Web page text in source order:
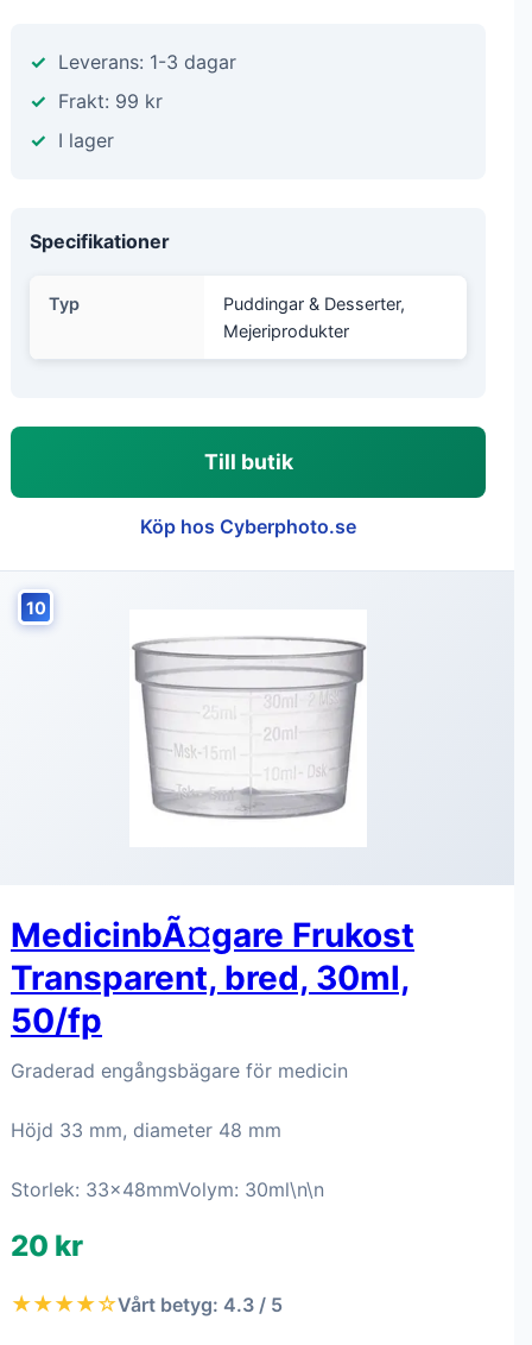
Leverans: 1-3 dagar
Frakt: 99 kr
I lager
Specifikationer
Typ
Puddingar & Desserter,
Mejeriprodukter
Till butik
Köp hos Cyberphoto.se
10
MedicinbÃ¤gare Frukost
Transparent, bred, 30ml,
50/fp
Graderad engångsbägare för medicin
Höjd 33 mm, diameter 48 mm
Storlek: 33x48mmVolym: 30ml\n\n
20 kr
★★★★☆Vårt betyg: 4.3 / 5